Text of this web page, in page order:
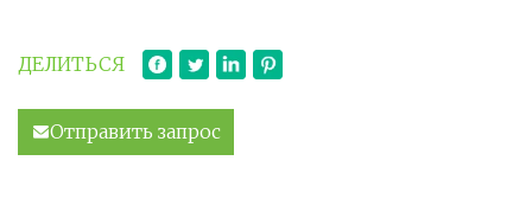
ДЕЛИТЬСЯ
Отправить запрос